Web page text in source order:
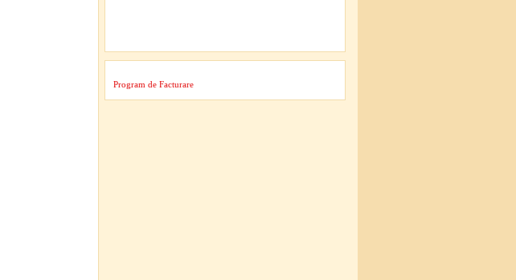
Program de Facturare